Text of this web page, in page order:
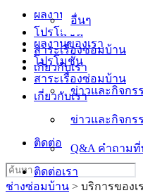
อื่นๆ
ผลงานของเรา
โปรโมชั่น
สาระเรื่องซ่อมบ้าน
เกี่ยวกับเรา
ข่าวและกิจกร
Q&A คำถาม
ติดต่อเรา
ผลงานของเรา
โปรโมชั่น
สาระเรื่องซ่อมบ้าน
เกี่ยวกับเรา
ข่าวและกิจกร
Q&A คำถามที่
ติดต่อเรา
Search
for:
ช่างซ่อมบ้าน > บริการของเ